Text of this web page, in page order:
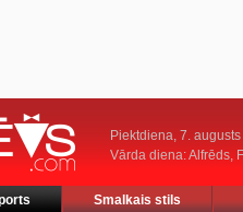
Piektdiena, 7. augusts
Vārda diena: Alfrēds,
Smalkais stils